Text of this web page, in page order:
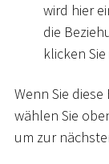
wird hier
die
klicken
Wenn Sie
wählen Sie
um zur